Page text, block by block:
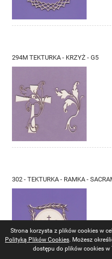
Strona korzysta z plików cookies w
Polityką Plików Cookies. Możesz
dostępu do plików cookies w
294M TEKTURKA - KRZYŻ - G5
302 - TEKTURKA - RAMKA -